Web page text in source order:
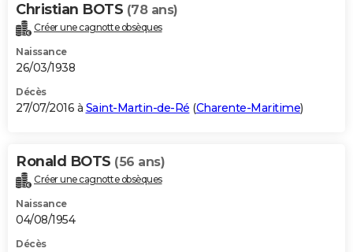
Christian BOTS (78 ans)
Créer une cagnotte obsèques
Naissance
26/03/1938
Décès
27/07/2016 à Saint-Martin-de-Ré (Charente-Maritime)
Ronald BOTS (56 ans)
Créer une cagnotte obsèques
Naissance
04/08/1954
Décès